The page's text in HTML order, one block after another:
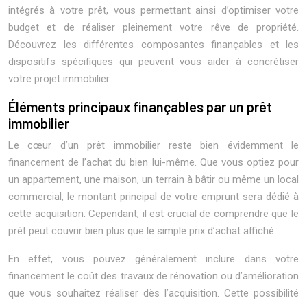
intégrés à votre prêt, vous permettant ainsi d’optimiser votre
budget et de réaliser pleinement votre rêve de propriété.
Découvrez les différentes composantes finançables et les
dispositifs spécifiques qui peuvent vous aider à concrétiser
votre projet immobilier.
Éléments principaux finançables par un prêt
immobilier
Le cœur d’un prêt immobilier reste bien évidemment le
financement de l’achat du bien lui-même. Que vous optiez pour
un appartement, une maison, un terrain à bâtir ou même un local
commercial, le montant principal de votre emprunt sera dédié à
cette acquisition. Cependant, il est crucial de comprendre que le
prêt peut couvrir bien plus que le simple prix d’achat affiché.
En effet, vous pouvez généralement inclure dans votre
financement le coût des travaux de rénovation ou d’amélioration
que vous souhaitez réaliser dès l’acquisition. Cette possibilité